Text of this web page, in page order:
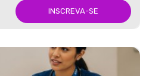
INSCREVA-SE